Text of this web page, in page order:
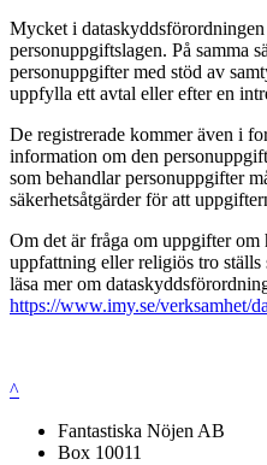
Mycket i
personuppgiftslagen. På samma
personuppgifter med stöd av
uppfylla ett avtal eller efter en
De registrerade kommer även i
information om den
som behandlar personuppgifter
säkerhetsåtgärder för att
Om det är fråga om uppgifter
uppfattning eller religiös tro
läsa mer om
https://www.imy.se/verksamhet/
^
Fantastiska Nöjen AB
Box 10011